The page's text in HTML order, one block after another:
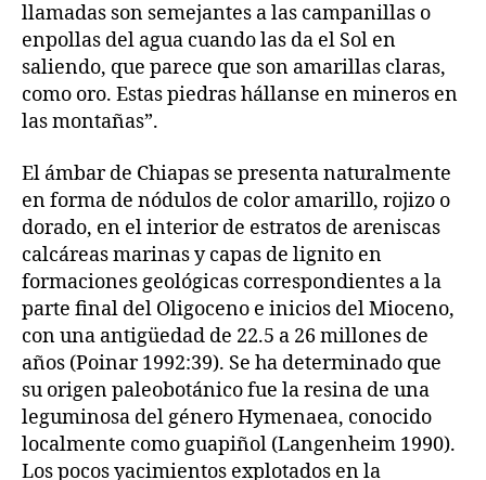
llamadas son semejantes a las campanillas o
enpollas del agua cuando las da el Sol en
saliendo, que parece que son amarillas claras,
como oro. Estas piedras hállanse en mineros en
las montañas”.
El ámbar de Chiapas se presenta naturalmente
en forma de nódulos de color amarillo, rojizo o
dorado, en el interior de estratos de areniscas
calcáreas marinas y capas de lignito en
formaciones geológicas correspondientes a la
parte final del Oligoceno e inicios del Mioceno,
con una antigüedad de 22.5 a 26 millones de
años (Poinar 1992:39). Se ha determinado que
su origen paleobotánico fue la resina de una
leguminosa del género Hymenaea, conocido
localmente como guapiñol (Langenheim 1990).
Los pocos yacimientos explotados en la